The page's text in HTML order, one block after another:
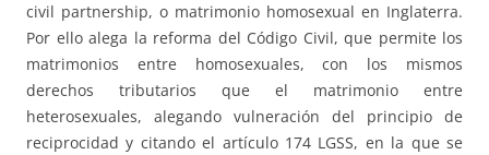
civil partnership, o matrimonio homosexual en Inglaterra.
Por ello alega la reforma del Código Civil, que permite los
matrimonios entre homosexuales, con los mismos
derechos tributarios que el matrimonio entre
heterosexuales, alegando vulneración del principio de
reciprocidad y citando el artículo 174 LGSS, en la que se